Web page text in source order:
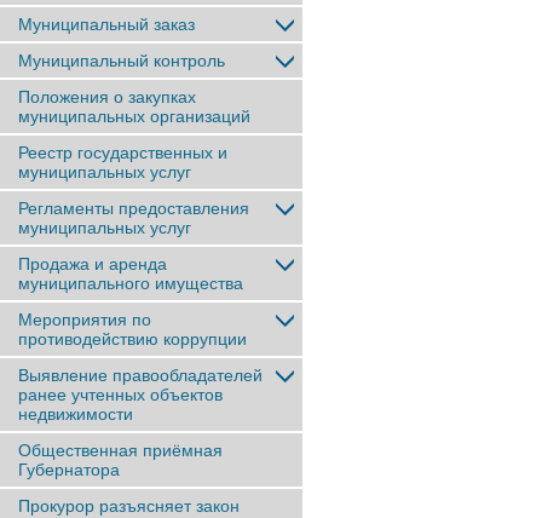
Муниципальный заказ
Муниципальный контроль
Положения о закупках
муниципальных организаций
Реестр государственных и
муниципальных услуг
Регламенты предоставления
муниципальных услуг
Продажа и аренда
муниципального имущества
Мероприятия по
противодействию коррупции
Выявление правообладателей
ранее учтенныx объектов
недвижимости
Общественная приёмная
Губернатора
Прокурор разъясняет закон